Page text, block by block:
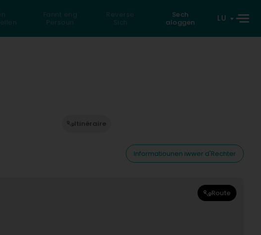
Fannt eng
Persoun
Reverse
Sich
Sech
aloggen
LU
Itinéraire
Informatiounen iwwer d'Rechter
Route